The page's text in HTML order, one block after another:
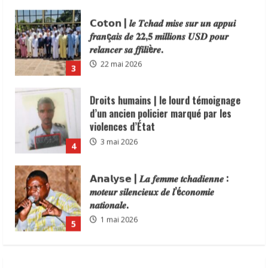
4
Droits humains | le lourd témoignage
d’un ancien policier marqué par les
violences d’État
3 mai 2026
5
𝗔𝗻𝗮𝗹𝘆𝘀𝗲 | 𝑳𝒂 𝒇𝒆𝒎𝒎𝒆 𝒕𝒄𝒉𝒂𝒅𝒊𝒆𝒏𝒏𝒆 :
𝒎𝒐𝒕𝒆𝒖𝒓 𝒔𝒊𝒍𝒆𝒏𝒄𝒊𝒆𝒖𝒙 𝒅𝒆 𝒍’é𝒄𝒐𝒏𝒐𝒎𝒊𝒆
𝒏𝒂𝒕𝒊𝒐𝒏𝒂𝒍𝒆.
1 mai 2026
1
distinction |Le Délégué Général du
Gouvernement auprès de la province du
Mayo-Kebbi Ouest, le Général
Abdelmanane Khatab, a reçu une
distinction du Consortium des Médias